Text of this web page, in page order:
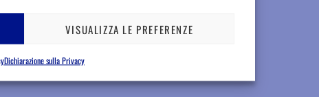
VISUALIZZA LE PREFERENZE
Dichiarazione sulla Privacy